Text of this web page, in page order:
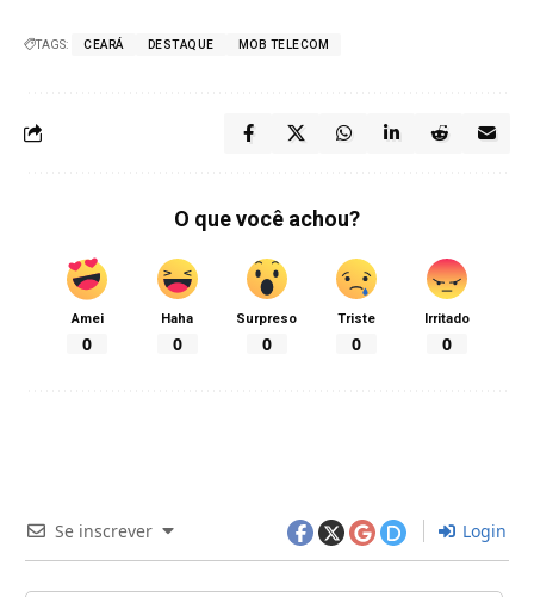
TAGS: CEARÁ DESTAQUE MOB TELECOM
O que você achou?
Amei
0
Haha
0
Surpreso
0
Triste
0
Irritado
0
Se inscrever Login